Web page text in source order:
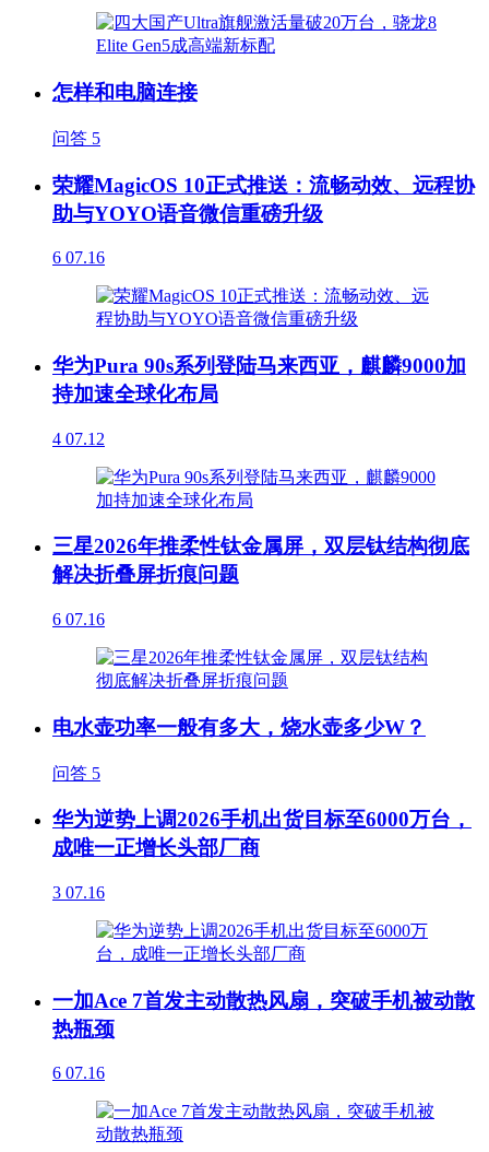
怎样和电脑连接
问答 5
荣耀MagicOS 10正式推送：流畅动效、远程协
助与YOYO语音微信重磅升级
6 07.16
华为Pura 90s系列登陆马来西亚，麒麟9000加
持加速全球化布局
4 07.12
三星2026年推柔性钛金属屏，双层钛结构彻底
解决折叠屏折痕问题
6 07.16
电水壶功率一般有多大，烧水壶多少W？
问答 5
华为逆势上调2026手机出货目标至6000万台，
成唯一正增长头部厂商
3 07.16
一加Ace 7首发主动散热风扇，突破手机被动散
热瓶颈
6 07.16